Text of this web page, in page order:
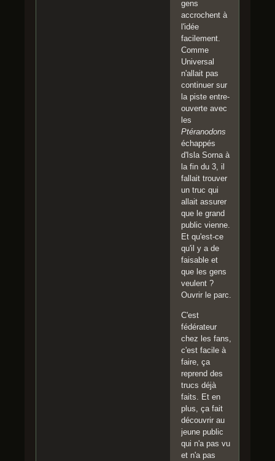
gens
accrochent à
l'idée
facilement.
Comme
Universal
n'allait pas
continuer sur
la piste entre-
ouverte avec
les
Ptéranodons
échappés
d'Isla Sorna à
la fin du 3, il
fallait trouver
un truc qui
allait assurer
que le grand
public vienne.
Et qu'est-ce
qu'il y a de
faisable et
que les gens
veulent ?
Ouvrir le parc.
C'est
fédérateur
chez les fans,
c'est facile à
faire, ça
reprend des
trucs déjà
faits. Et en
plus, ça fait
découvrir au
jeune public
qui n'a pas vu
et n'a pas